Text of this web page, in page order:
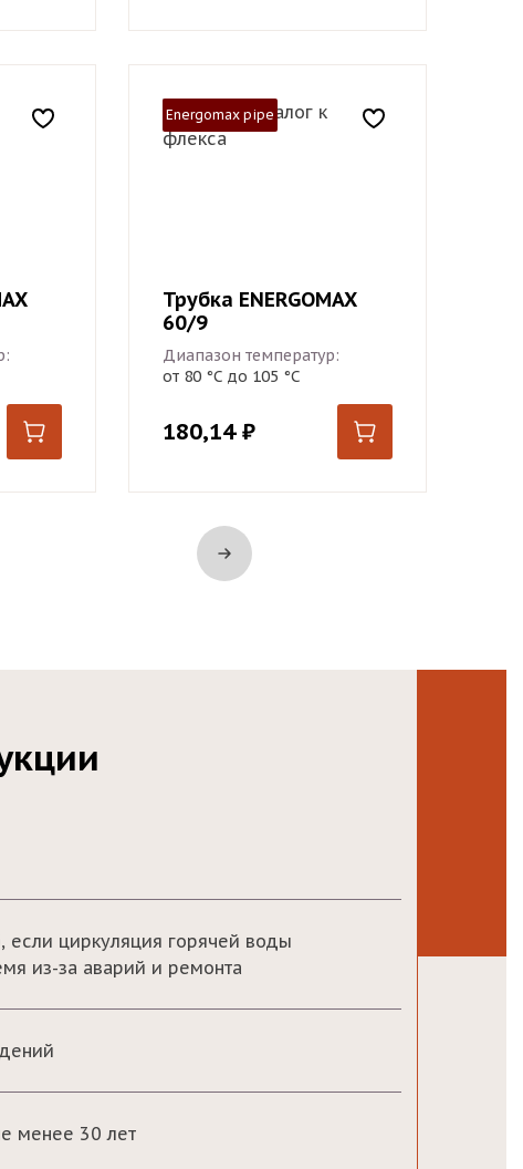
Energomax pipe
Трубка ENERGOMAX
60/9
Диапазон температур:
от 80 °С до 105 °С
180,14₽
если циркуляция горячей воды
из-за аварий и ремонта
менее 30 лет